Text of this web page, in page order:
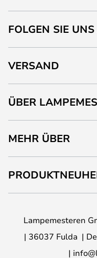
FOLGEN SIE
VERSAND
ÜBER
MEHR ÜBER
Lampemesteren
36037 Fulda